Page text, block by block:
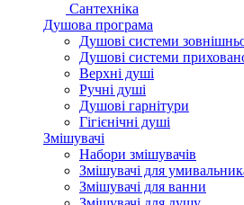
Сантехніка
Душова програма
Душові системи
Душові системи
Верхні душі
Ручні душі
Душові гарнітури
Гігієнічні душі
Змішувачі
Набори змішувачів
Змішувачі для
Змішувачі для ванни